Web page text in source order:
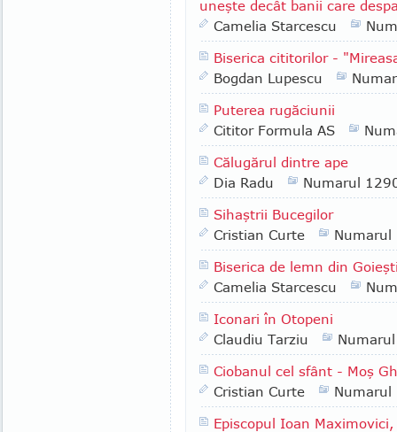
uneşte decât banii care
Camelia Starcescu
Biserica cititorilor -
Bogdan Lupescu
Puterea rugăciunii
Cititor Formula AS
Călugărul dintre ape
Dia Radu
Numarul
Sihaştrii Bucegilor
Cristian Curte
Numarul
Biserica de lemn din
Camelia Starcescu
Iconari în Otopeni
Claudiu Tarziu
Ciobanul cel sfânt - Moş
Cristian Curte
Numarul
Episcopul Ioan